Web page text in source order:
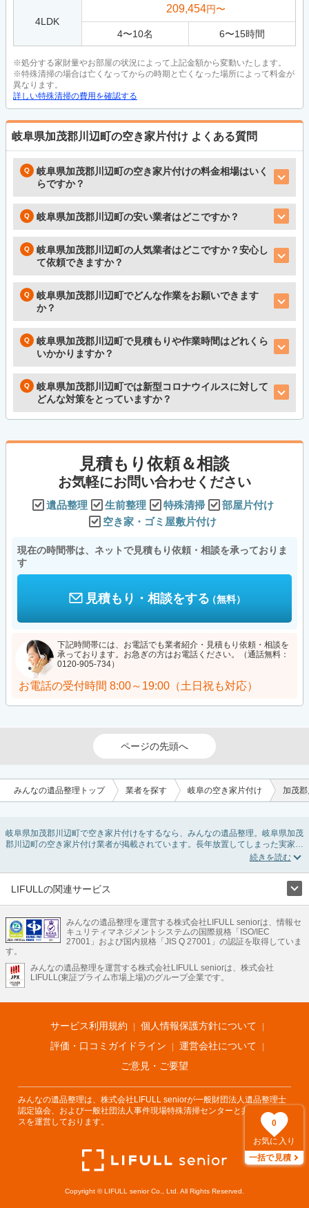
4LDK
209,454円〜
4〜10名 6〜15時間
※処分する家財量やお部屋の状況によって上記金額から変動いたします。
※特殊清掃の場合は亡くなってからの時期と亡くなった場所によって料金が
異なります。
詳しい特殊清掃の費用を確認する
岐阜県加茂郡川辺町の空き家片付け よくある質問
岐阜県加茂郡川辺町の空き家片付けの料金相場はいく
らですか？
岐阜県加茂郡川辺町の安い業者はどこですか？
岐阜県加茂郡川辺町の人気業者はどこですか？安心し
て依頼できますか？
岐阜県加茂郡川辺町でどんな作業をお願いできます
か？
岐阜県加茂郡川辺町で見積もりや作業時間はどれくら
いかかりますか？
岐阜県加茂郡川辺町では新型コロナウイルスに対して
どんな対策をとっていますか？
0
お気に入り
一括で見積
見積もり依頼＆相談
お気軽にお問い合わせください
遺品整理 生前整理 特殊清掃
部屋片付け
空き家・ゴミ屋敷片付け
現在の時間帯は、ネットで見積もり依頼・相談を承っておりま
す
見積もり・相談をする（無料）
下記時間帯には、お電話でも業者紹介・見積もり依頼・相談を
承っております。お急ぎの方はお電話ください。（通話無料：
0120-905-734）
お電話の受付時間 8:00～19:00（土日祝も対応）
ページの先頭へ
みんなの遺品整理トップ 業者を探す 岐阜の空き家片付け 加茂
岐阜県加茂郡川辺町で空き家片付けをするなら、みんなの遺品整理。岐阜県加茂
郡川辺町の空き家片付け業者が掲載されています。長年放置してしまった実家の
片付けや、相続したが住む予定のない親の家の不用品の処分・回収・引き取りま
み条件を利用し検索してみましょう。
LIFULLの関連サービス
不動産・住宅
引越し 老人ホーム 地方創生 ママの就労支援
不動産クラウドファンディング 遺品整理 老後の暮らし情報
LIFULL HOME'Sのサービス
不動産・住宅
不動産査定 マンション専門売却査定 不動産投資 アドバイザー
不動産アーカイブ
空き家バンク 家賃相場 不動産会社
まちむすび
不動産用語集 住まいのお役立ち情報
LIFULL HOME'S PRESS
アプリ 不動産データ 不動産転職
みんなの遺品整理を運営する株式会社LIFULL seniorは、情報セ
キュリティマネジメントシステムの国際規格「ISO/IEC
27001」および国内規格「JIS Q 27001」の認証を取得していま
す。
みんなの遺品整理を運営する株式会社LIFULL seniorは、株式会社
LIFULL(東証プライム市場上場)のグループ企業です。
サービス利用規約
個人情報保護方針について
評価・口コミガイドライン
運営会社について
ご意見・ご要望
みんなの遺品整理は、株式会社LIFULL seniorが一般財団法人遺品整理士
認定協会、および一般社団法人事件現場特殊清掃センターと共同でサービ
スを運営しております。
Copyright © LIFULL senior Co., Ltd. All Rights Reserved.